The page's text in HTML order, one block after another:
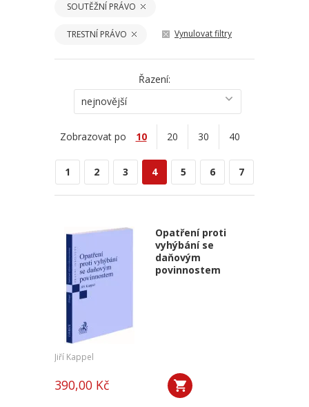
SOUTĚŽNÍ PRÁVO
TRESTNÍ PRÁVO Vynulovat filtry
Řazení:
nejnovější
Zobrazovat po 10 20 30 40
1 2 3 4 5 6 7
Opatření proti
vyhýbání se
daňovým
povinnostem
Jiří Kappel
390,00 Kč